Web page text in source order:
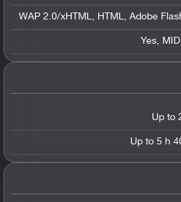
WAP 2.0/xHTML, HTML, Adobe
Yes,
Up to
Up to 5 h